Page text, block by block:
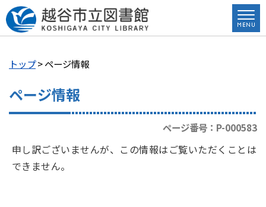
トップ> ページ情報
ページ情報
ページ番号：P-000583
申し訳ございませんが、この情報はご覧いただくことは
できません。